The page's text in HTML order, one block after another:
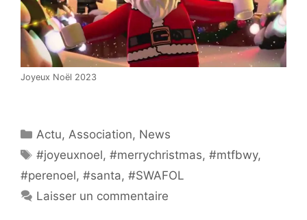
Joyeux Noël 2023
Catégories
Actu,Association, News
Étiquettes
#joyeuxnoel,#merrychristmas,#mtfbwy,
#perenoel, #santa, #SWAFOL
Laisser un commentaire